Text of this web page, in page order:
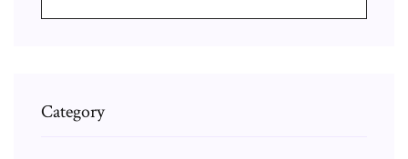
Category